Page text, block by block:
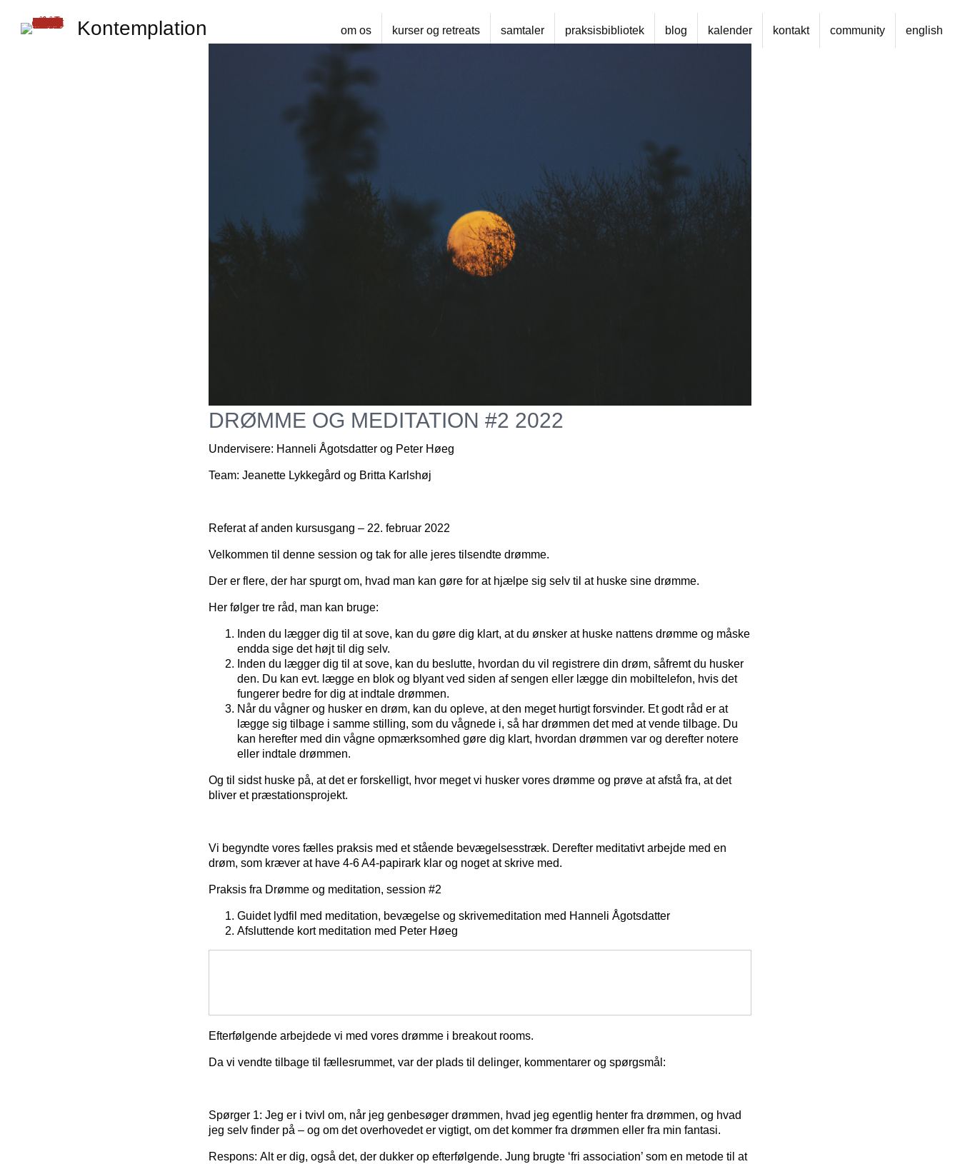
Kontemplation om os kurser og retreats samtaler praksisbibliotek blog kalender kontakt community english
DRØMME OG MEDITATION #2 2022
Undervisere: Hanneli Ågotsdatter og Peter Høeg
Team: Jeanette Lykkegård og Britta Karlshøj
Referat af anden kursusgang – 22. februar 2022
Velkommen til denne session og tak for alle jeres tilsendte drømme.
Der er flere, der har spurgt om, hvad man kan gøre for at hjælpe sig selv til at huske sine drømme.
Her følger tre råd, man kan bruge:
Inden du lægger dig til at sove, kan du gøre dig klart, at du ønsker at huske nattens drømme og måske
endda sige det højt til dig selv.
Inden du lægger dig til at sove, kan du beslutte, hvordan du vil registrere din drøm, såfremt du husker
den. Du kan evt. lægge en blok og blyant ved siden af sengen eller lægge din mobiltelefon, hvis det
fungerer bedre for dig at indtale drømmen.
Når du vågner og husker en drøm, kan du opleve, at den meget hurtigt forsvinder. Et godt råd er at
lægge sig tilbage i samme stilling, som du vågnede i, så har drømmen det med at vende tilbage. Du
kan herefter med din vågne opmærksomhed gøre dig klart, hvordan drømmen var og derefter notere
eller indtale drømmen.
Og til sidst huske på, at det er forskelligt, hvor meget vi husker vores drømme og prøve at afstå fra, at det
bliver et præstationsprojekt.
Vi begyndte vores fælles praksis med et stående bevægelsesstræk. Derefter meditativt arbejde med en
drøm, som kræver at have 4-6 A4-papirark klar og noget at skrive med.
Praksis fra Drømme og meditation, session #2
Guidet lydfil med meditation, bevægelse og skrivemeditation med Hanneli Ågotsdatter
Afsluttende kort meditation med Peter Høeg
Efterfølgende arbejdede vi med vores drømme i breakout rooms.
Da vi vendte tilbage til fællesrummet, var der plads til delinger, kommentarer og spørgsmål:
Spørger 1: Jeg er i tvivl om, når jeg genbesøger drømmen, hvad jeg egentlig henter fra drømmen, og hvad
jeg selv finder på – og om det overhovedet er vigtigt, om det kommer fra drømmen eller fra min fantasi.
Respons: Alt er dig, også det, der dukker op efterfølgende. Jung brugte ‘fri association’ som en metode til at